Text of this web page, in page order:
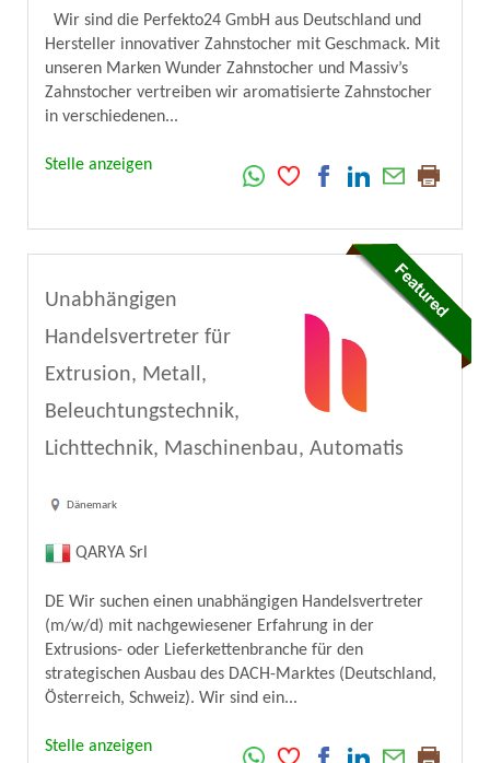
Wir sind die Perfekto24 GmbH aus Deutschland und
Hersteller innovativer Zahnstocher mit Geschmack. Mit
unseren Marken Wunder Zahnstocher und Massiv’s
Zahnstocher vertreiben wir aromatisierte Zahnstocher
in verschiedenen...
Stelle anzeigen
Unabhängigen
Handelsvertreter für
Extrusion, Metall,
Beleuchtungstechnik,
Lichttechnik, Maschinenbau, Automatis
Dänemark
QARYA Srl
DE Wir suchen einen unabhängigen Handelsvertreter
(m/w/d) mit nachgewiesener Erfahrung in der
Extrusions- oder Lieferkettenbranche für den
strategischen Ausbau des DACH-Marktes (Deutschland,
Österreich, Schweiz). Wir sind ein...
Stelle anzeigen